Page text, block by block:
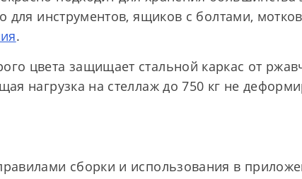
для инструментов, ящиков с болтами,
.
цвета защищает стальной каркас от
нагрузка на стеллаж до 750 кг не
сборки и использования в